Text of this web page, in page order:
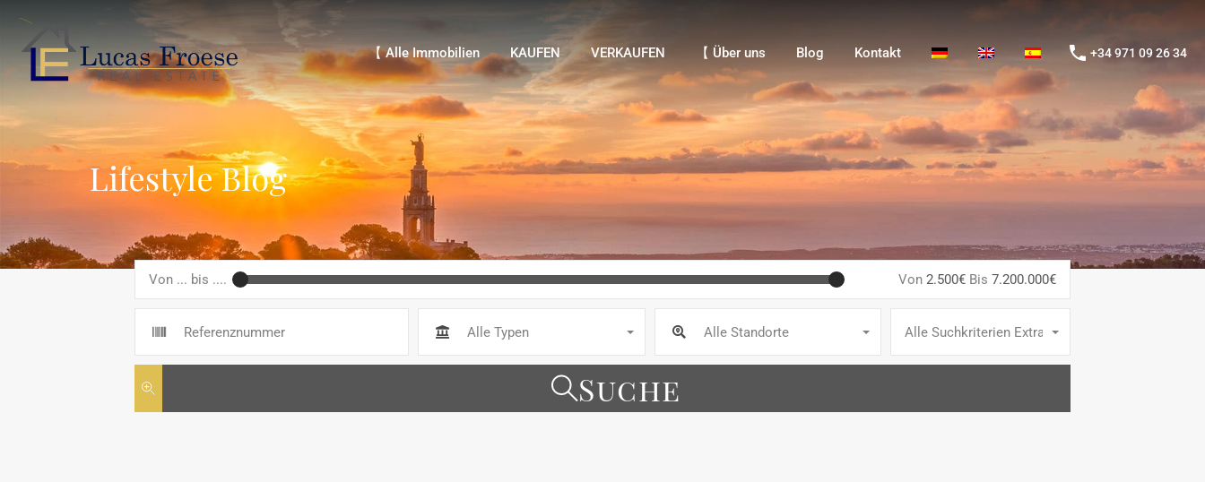
【 Alle Immobilien VERKAUFEN
【 Alle Immobilien
KAUFEN VERKAUFEN 【 Über uns Blog Kontakt +34 971 09 26 34
Lifestyle Blog
Von ... bis .... Von 2.500€ Bis 7.200.000€
Alle Typen Alle Standorte Alle Suchkriterien Extras
Suche